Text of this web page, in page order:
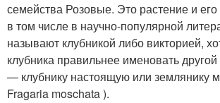
семейства Розовые. Это растение и
в том числе в научно-популярной
называют клубникой либо викторией,
клубника правильнее именовать
— клубнику настоящую или землянику
Fragaria moschata ).